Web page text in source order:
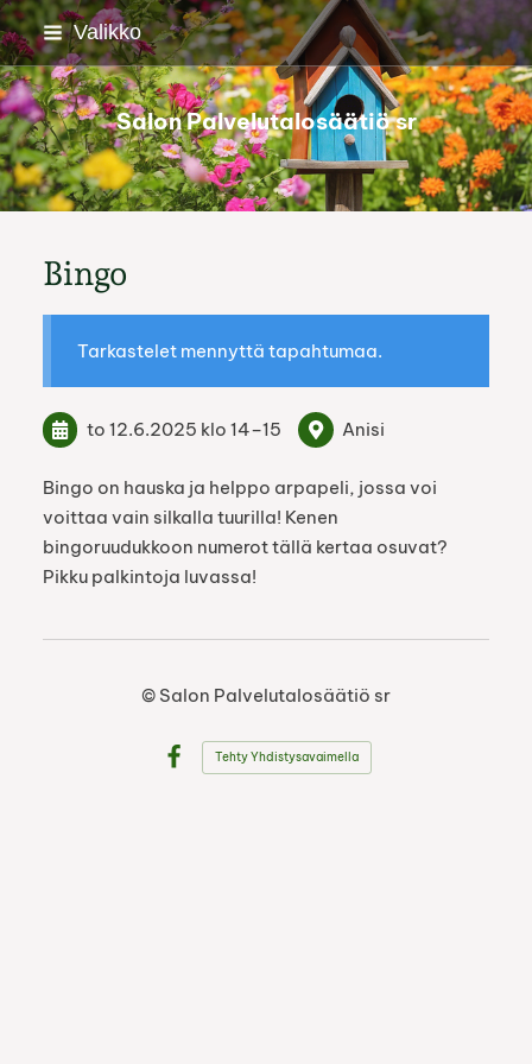
Siirry
sivun
sisältöön
Valikko
Salon Palvelutalosäätiö sr
Bingo
Tarkastelet mennyttä tapahtumaa.
to 12.6.2025 klo 14–15 Anisi
Bingo on hauska ja helppo arpapeli, jossa voi
voittaa vain silkalla tuurilla! Kenen
bingoruudukkoon numerot tällä kertaa osuvat?
Pikku palkintoja luvassa!
© Salon Palvelutalosäätiö sr
Tehty Yhdistysavaimella